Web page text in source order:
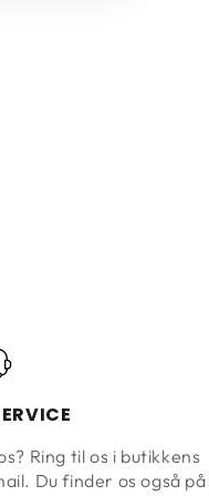
Ring til os i butikkens
Du finder os også på